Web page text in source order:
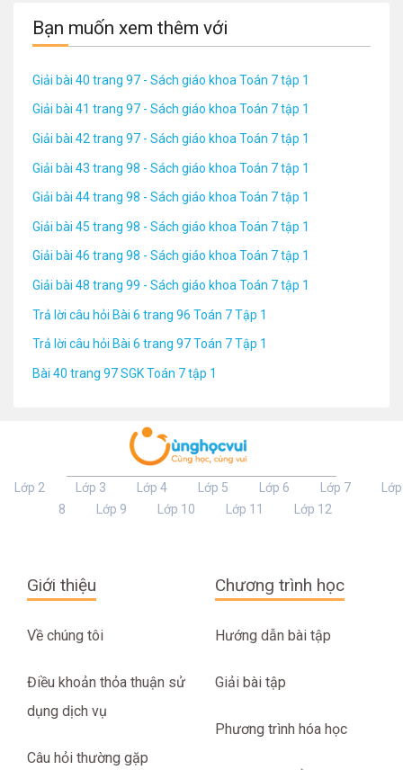
Bạn muốn xem thêm với
Giải bài 40 trang 97 - Sách giáo khoa Toán 7 tập 1
Giải bài 41 trang 97 - Sách giáo khoa Toán 7 tập 1
Giải bài 42 trang 97 - Sách giáo khoa Toán 7 tập 1
Giải bài 43 trang 98 - Sách giáo khoa Toán 7 tập 1
Giải bài 44 trang 98 - Sách giáo khoa Toán 7 tập 1
Giải bài 45 trang 98 - Sách giáo khoa Toán 7 tập 1
Giải bài 46 trang 98 - Sách giáo khoa Toán 7 tập 1
Giải bài 48 trang 99 - Sách giáo khoa Toán 7 tập 1
Trả lời câu hỏi Bài 6 trang 96 Toán 7 Tập 1
Trả lời câu hỏi Bài 6 trang 97 Toán 7 Tập 1
Bài 40 trang 97 SGK Toán 7 tập 1
Lớp 2 Lớp 3 Lớp 4 Lớp 5 Lớp 6 Lớp 7
Lớp
8
Lớp 9 Lớp 10 Lớp 11 Lớp 12
Giới thiệu
Về chúng tôi
Điều khoản thỏa thuận sử
dụng dịch vụ
Câu hỏi thường gặp
Chương trình học
Hướng dẫn bài tập
Giải bài tập
Phương trình hóa học